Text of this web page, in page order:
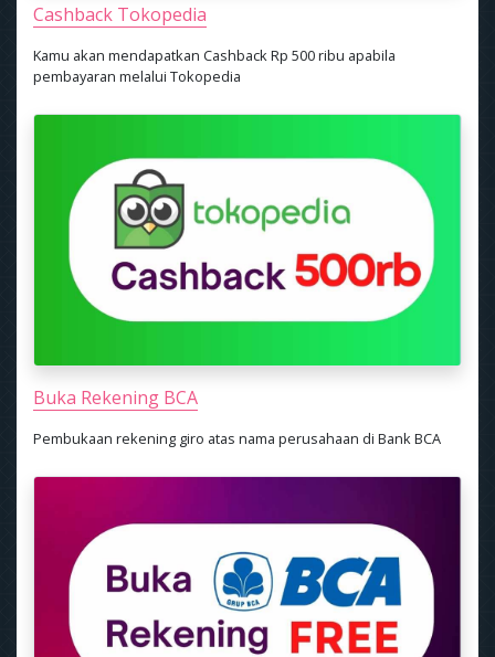
Cashback Tokopedia
Kamu akan mendapatkan Cashback Rp 500 ribu apabila
pembayaran melalui Tokopedia
Buka Rekening BCA
Pembukaan rekening giro atas nama perusahaan di Bank BCA